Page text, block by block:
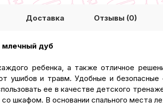
Доставка Отзывы (0)
млечный дуб
ребенка, а также отличное
ушибов и травм. Удобные и
ее в качестве детского
шкафом. В основании спального места